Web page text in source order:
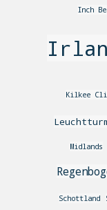
Inch
Kilkee
Midlands
Schottland